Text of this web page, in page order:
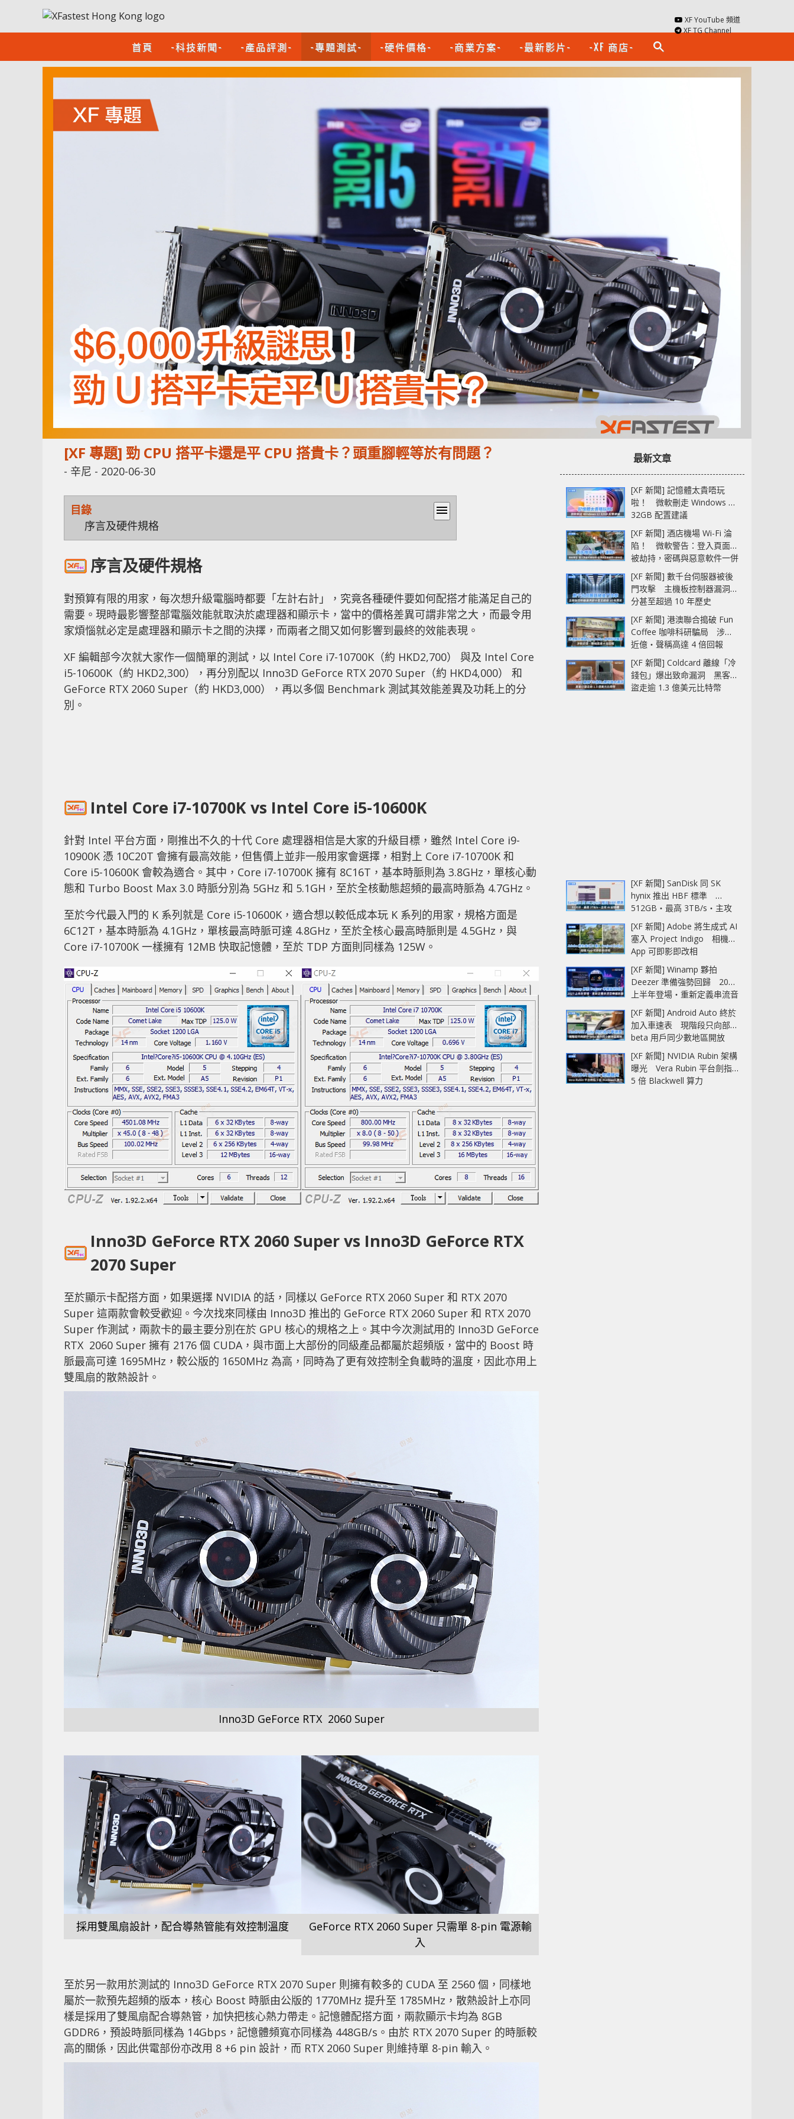
XF YouTube 頻道
XF TG Channel
首頁 -科技新聞- -產品評測- -專題測試- -硬件價格- -商業方案- -最新影片- -XF 商店- search
[XF 專題] 勁 CPU 搭平卡還是平 CPU 搭貴卡？頭重腳輕等於有問題？
- 辛尼 - 2020-06-30
目錄
menu
序言及硬件規格
序言及硬件規格
對預算有限的用家，每次想升級電腦時都要「左計右計」，究竟各種硬件要如何配搭才能滿足自己的
需要。現時最影響整部電腦效能就取決於處理器和顯示卡，當中的價格差異可謂非常之大，而最令用
家煩惱就必定是處理器和顯示卡之間的決擇，而兩者之間又如何影響到最終的效能表現。
XF 編輯部今次就大家作一個簡單的測試，以 Intel Core i7-10700K（約 HKD2,700） 與及 Intel Core
i5-10600K（約 HKD2,300），再分別配以 Inno3D GeForce RTX 2070 Super（約 HKD4,000） 和
GeForce RTX 2060 Super（約 HKD3,000），再以多個 Benchmark 測試其效能差異及功耗上的分
別。
Intel Core i7-10700K vs Intel Core i5-10600K
針對 Intel 平台方面，剛推出不久的十代 Core 處理器相信是大家的升級目標，雖然 Intel Core i9-
10900K 憑 10C20T 會擁有最高效能，但售價上並非一般用家會選擇，相對上 Core i7-10700K 和
Core i5-10600K 會較為適合。其中，Core i7-10700K 擁有 8C16T，基本時脈則為 3.8GHz，單核心動
態和 Turbo Boost Max 3.0 時脈分別為 5GHz 和 5.1GH，至於全核動態超頻的最高時脈為 4.7GHz。
至於今代最入門的 K 系列就是 Core i5-10600K，適合想以較低成本玩 K 系列的用家，規格方面是
6C12T，基本時脈為 4.1GHz，單核最高時脈可達 4.8GHz，至於全核心最高時脈則是 4.5GHz，與
Core i7-10700K 一樣擁有 12MB 快取記憶體，至於 TDP 方面則同樣為 125W。
Inno3D GeForce RTX 2060 Super vs Inno3D GeForce RTX
2070 Super
至於顯示卡配搭方面，如果選擇 NVIDIA 的話，同樣以 GeForce RTX 2060 Super 和 RTX 2070
Super 這兩款會較受歡迎。今次找來同樣由 Inno3D 推出的 GeForce RTX 2060 Super 和 RTX 2070
Super 作測試，兩款卡的最主要分別在於 GPU 核心的規格之上。其中今次測試用的 Inno3D GeForce
RTX 2060 Super 擁有 2176 個 CUDA，與市面上大部份的同級產品都屬於超頻版，當中的 Boost 時
脈最高可達 1695MHz，較公版的 1650MHz 為高，同時為了更有效控制全負載時的溫度，因此亦用上
雙風扇的散熱設計。
Inno3D GeForce RTX 2060 Super
採用雙風扇設計，配合導熱管能有效控制溫度
GeForce RTX 2060 Super 只需單 8-pin 電源輸
入
至於另一款用於測試的 Inno3D GeForce RTX 2070 Super 則擁有較多的 CUDA 至 2560 個，同樣地
屬於一款預先超頻的版本，核心 Boost 時脈由公版的 1770MHz 提升至 1785MHz，散熱設計上亦同
樣是採用了雙風扇配合導熱管，加快把核心熱力帶走。記憶體配搭方面，兩款顯示卡均為 8GB
GDDR6，預設時脈同樣為 14Gbps，記憶體頻寬亦同樣為 448GB/s。由於 RTX 2070 Super 的時脈較
高的關係，因此供電部份亦改用 8 +6 pin 設計，而 RTX 2060 Super 則維持單 8-pin 輸入。
最新文章
[XF 新聞] 記憶體太貴唔玩
啦！ 微軟刪走 Windows 11
32GB 配置建議
[XF 新聞] 酒店機場 Wi-Fi 淪
陷！ 微軟警告：登入頁面可
被劫持，密碼與惡意軟件一併
中招
[XF 新聞] 數千台伺服器被後
門攻擊 主機板控制器漏洞部
分甚至超過 10 年歷史
[XF 新聞] 港澳聯合搗破 Fun
Coffee 咖啡科研騙局 涉款
近億‧聲稱高達 4 倍回報
[XF 新聞] Coldcard 離線「冷
錢包」爆出致命漏洞 黑客已
盜走逾 1.3 億美元比特幣
[XF 新聞] SanDisk 同 SK
hynix 推出 HBF 標準
512GB‧最高 3TB/s‧主攻
AI 記憶體
[XF 新聞] Adobe 將生成式 AI
塞入 Project Indigo 相機
App 可即影即改相
[XF 新聞] Winamp 夥拍
Deezer 準備強勢回歸 2027
上半年登場‧重新定義串流音
樂播放器
[XF 新聞] Android Auto 終於
加入車速表 現階段只向部分
beta 用戶同少數地區開放
[XF 新聞] NVIDIA Rubin 架構
曝光 Vera Rubin 平台劍指
5 倍 Blackwell 算力